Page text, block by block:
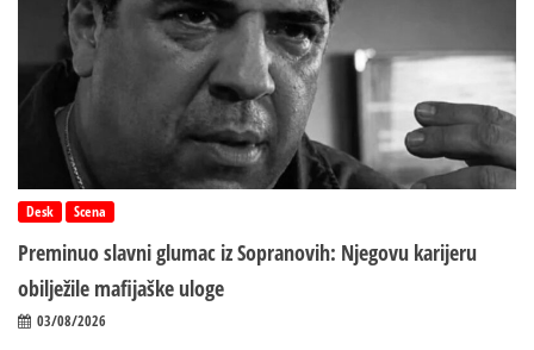
Desk Scena
Preminuo slavni glumac iz Sopranovih: Njegovu karijeru
obilježile mafijaške uloge
03/08/2026